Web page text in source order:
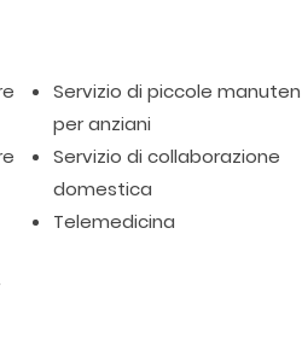
Servizio di piccole
per anziani
Servizio di collaborazione
domestica
Telemedicina